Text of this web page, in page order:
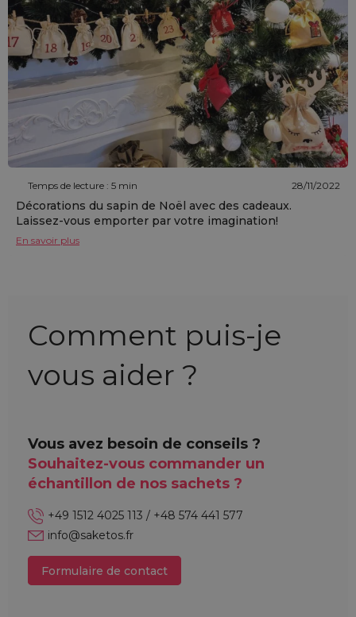
Temps de lecture : 5 min 28/11/2022
Décorations du sapin de Noël avec des cadeaux.
Laissez-vous emporter par votre imagination!
En savoir plus
Comment puis-je
vous aider ?
Vous avez besoin de conseils ?
Souhaitez-vous commander un
échantillon de nos sachets ?
+49 1512 4025 113 / +48 574 441 577
info@saketos.fr
Formulaire de contact